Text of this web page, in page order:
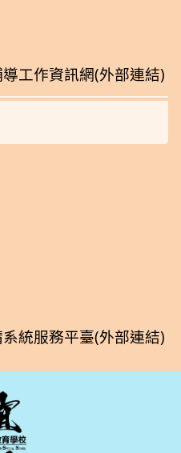
工作資訊網(外部連結)
統服務平臺(外部連結)